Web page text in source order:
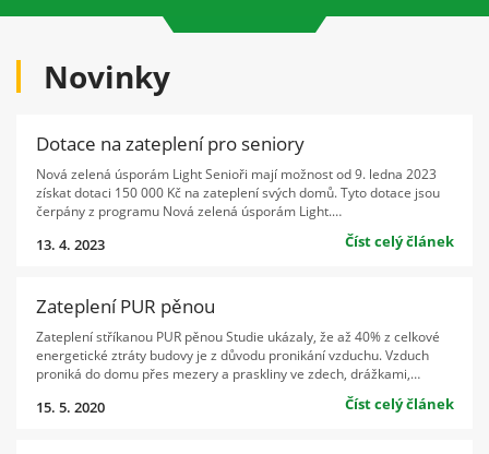
Novinky
Dotace na zateplení pro seniory
Nová zelená úsporám Light Senioři mají možnost od 9. ledna 2023
získat dotaci 150 000 Kč na zateplení svých domů. Tyto dotace jsou
čerpány z programu Nová zelená úsporám Light.…
13. 4. 2023 Číst celý článek
Zateplení PUR pěnou
Zateplení stříkanou PUR pěnou Studie ukázaly, že až 40% z celkové
energetické ztráty budovy je z důvodu pronikání vzduchu. Vzduch
proniká do domu přes mezery a praskliny ve zdech, drážkami,…
15. 5. 2020 Číst celý článek